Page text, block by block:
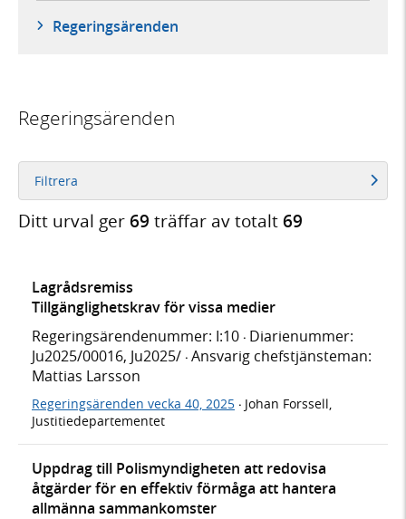
Regeringsärenden
Regeringsärenden
Filtrera
Ditt urval ger69 träffar av totalt69
Lagrådsremiss
Tillgänglighetskrav för vissa medier
Regeringsärendenummer: I:10 · Diarienummer:
Ju2025/00016, Ju2025/ · Ansvarig chefstjänsteman:
Mattias Larsson
Regeringsärenden vecka 40, 2025 · Johan Forssell,
Justitiedepartementet
Uppdrag till Polismyndigheten att redovisa
åtgärder för en effektiv förmåga att hantera
allmänna sammankomster